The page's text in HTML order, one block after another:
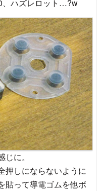
ハズレロット…?w
に。
押しにならないように
貼って導電ゴムを他ボ